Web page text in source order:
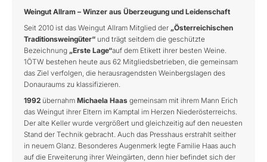
Weingut Allram – Winzer aus Überzeugung und Leidenschaft
Seit 2010 ist das Weingut Allram Mitglied der „Österreichischen
Traditionsweingüter“ und trägt seitdem die geschützte
Bezeichnung „Erste Lage“auf dem Etikett ihrer besten Weine.
1ÖTW bestehen heute aus 62 Mitgliedsbetrieben, die gemeinsam
das Ziel verfolgen, die herausragendsten Weinbergslagen des
Donauraums zu klassifizieren.
1992 übernahm Michaela Haas gemeinsam mit ihrem Mann Erich
das Weingut ihrer Eltern im Kamptal im Herzen Niederösterreichs.
Der alte Keller wurde vergrößert und gleichzeitig auf den neuesten
Stand der Technik gebracht. Auch das Presshaus erstrahlt seither
in neuem Glanz. Besonderes Augenmerk legte Familie Haas auch
auf die Erweiterung ihrer Weingärten, denn hier befindet sich der